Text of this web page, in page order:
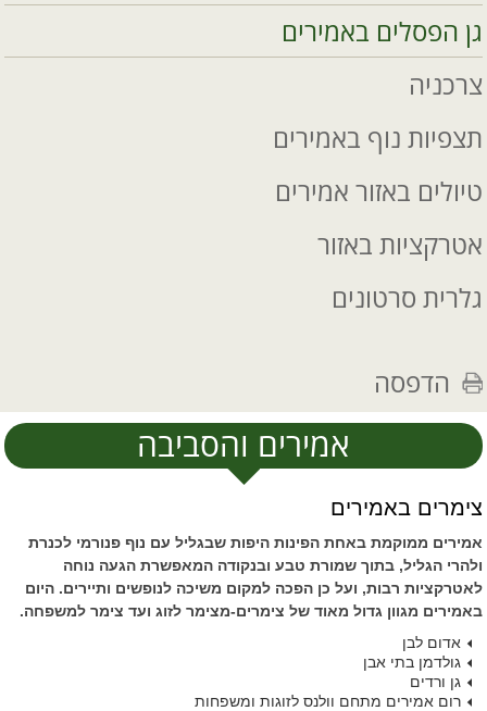
גן הפסלים באמירים
צרכניה
תצפיות נוף באמירים
טיולים באזור אמירים
אטרקציות באזור
גלרית סרטונים
הדפסה
אמירים והסביבה
צימרים באמירים
אמירים ממוקמת באחת הפינות היפות שבגליל עם נוף פנורמי לכנרת
ולהרי הגליל, בתוך שמורת טבע ובנקודה המאפשרת הגעה נוחה
לאטרקציות רבות, ועל כן הפכה למקום משיכה לנופשים ותיירים. היום
באמירים מגוון גדול מאוד של צימרים-מצימר לזוג ועד צימר למשפחה.
אדום לבן
גולדמן בתי אבן
גן ורדים
רום אמירים מתחם וולנס לזוגות ומשפחות